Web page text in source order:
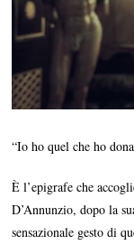
“Io ho quel che ho
È l’epigrafe che
D’Annunzio, dopo la
sensazionale gesto di